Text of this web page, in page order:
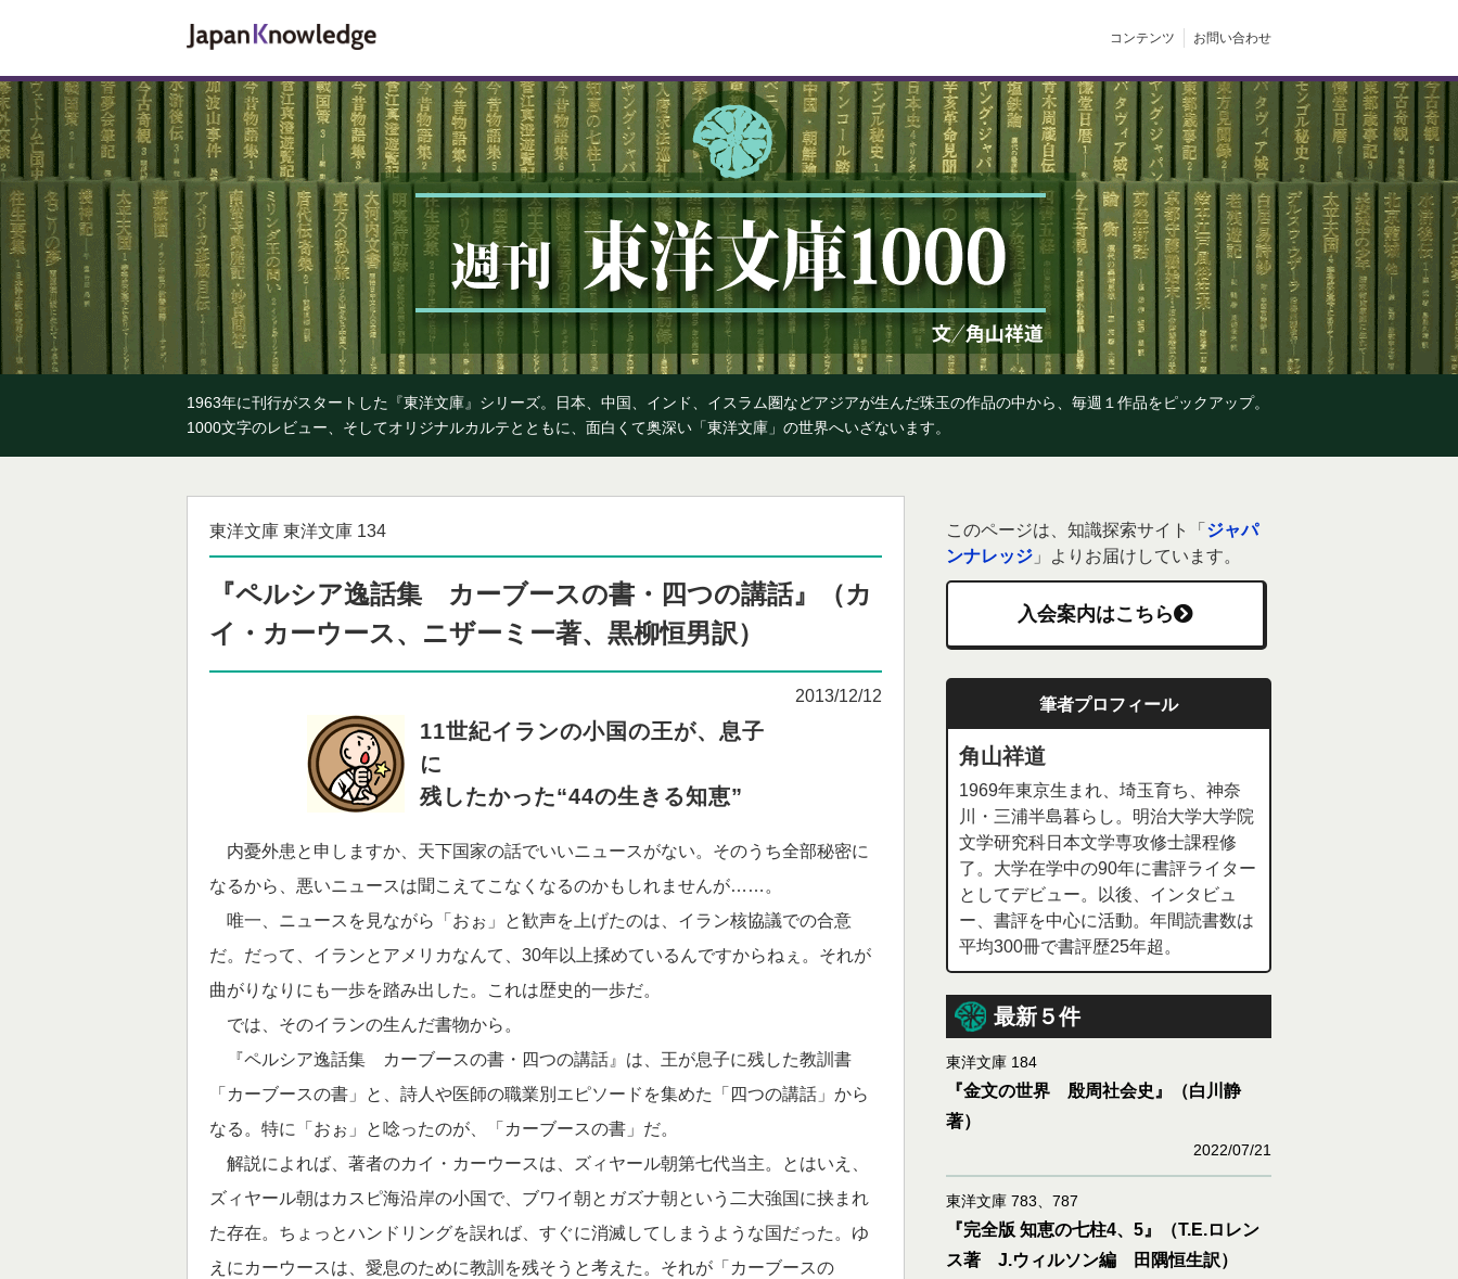
コンテンツ お問い合わせ
1963年に刊行がスタートした『東洋文庫』シリーズ。日本、中国、インド、イスラム圏などアジアが生んだ珠玉の作品の中から、毎週１作品をピックアップ。
1000文字のレビュー、そしてオリジナルカルテとともに、面白くて奥深い「東洋文庫」の世界へいざないます。
東洋文庫 東洋文庫 134
『ペルシア逸話集 カーブースの書・四つの講話』（カ
イ・カーウース、ニザーミー著、黒柳恒男訳）
2013/12/12
11世紀イランの小国の王が、息子
に
残したかった“44の生きる知恵”
内憂外患と申しますか、天下国家の話でいいニュースがない。そのうち全部秘密に
なるから、悪いニュースは聞こえてこなくなるのかもしれませんが……。
唯一、ニュースを見ながら「おぉ」と歓声を上げたのは、イラン核協議での合意
だ。だって、イランとアメリカなんて、30年以上揉めているんですからねぇ。それが
曲がりなりにも一歩を踏み出した。これは歴史的一歩だ。
では、そのイランの生んだ書物から。
『ペルシア逸話集 カーブースの書・四つの講話』は、王が息子に残した教訓書
「カーブースの書」と、詩人や医師の職業別エピソードを集めた「四つの講話」から
なる。特に「おぉ」と唸ったのが、「カーブースの書」だ。
解説によれば、著者のカイ・カーウースは、ズィヤール朝第七代当主。とはいえ、
ズィヤール朝はカスピ海沿岸の小国で、ブワイ朝とガズナ朝という二大強国に挟まれ
た存在。ちょっとハンドリングを誤れば、すぐに消滅してしまうような国だった。ゆ
えにカーウースは、愛息のために教訓を残そうと考えた。それが「カーブースの
このページは、知識探索サイト「 ジャパ
ンナレッジ 」よりお届けしています。
入会案内はこちら
筆者プロフィール
角山祥道
1969年東京生まれ、埼玉育ち、神奈
川・三浦半島暮らし。明治大学大学院
文学研究科日本文学専攻修士課程修
了。大学在学中の90年に書評ライター
としてデビュー。以後、インタビュ
ー、書評を中心に活動。年間読書数は
平均300冊で書評歴25年超。
最新５件
東洋文庫 184
『金文の世界 殷周社会史』（白川静
著）
2022/07/21
東洋文庫 783、787
『完全版 知恵の七柱4、5』（T.E.ロレン
ス著 J.ウィルソン編 田隅恒生訳）